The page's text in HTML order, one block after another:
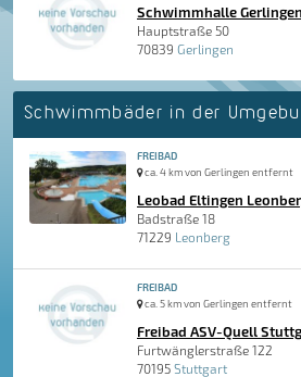
Schwimmhalle Gerlingen
Hauptstraße 50
70839 Gerlingen
Schwimmbäder in der
FREIBAD
ca. 4 km von Gerlingen entfernt
Leobad Eltingen
Badstraße 18
71229 Leonberg
FREIBAD
ca. 5 km von Gerlingen entfernt
Freibad ASV-Quell
Furtwänglerstraße 122
70195 Stuttgart